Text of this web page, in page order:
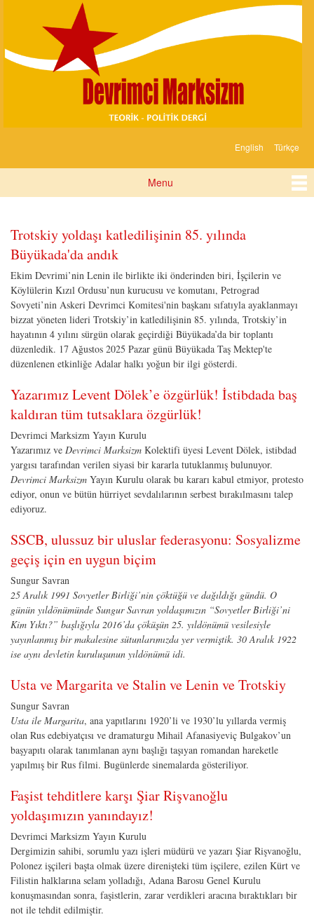
content
Marksizm
English Türkçe
Menu
Trotskiy yoldaşı katledilişinin 85. yılında
Büyükada'da andık
Ekim Devrimi’nin Lenin ile birlikte iki önderinden biri, İşçilerin ve
Köylülerin Kızıl Ordusu’nun kurucusu ve komutanı, Petrograd
Sovyeti’nin Askeri Devrimci Komitesi'nin başkanı sıfatıyla ayaklanmayı
bizzat yöneten lideri Trotskiy’in katledilişinin 85. yılında, Trotskiy’in
hayatının 4 yılını sürgün olarak geçirdiği Büyükada’da bir toplantı
düzenledik. 17 Ağustos 2025 Pazar günü Büyükada Taş Mektep'te
düzenlenen etkinliğe Adalar halkı yoğun bir ilgi gösterdi.
Yazarımız Levent Dölek’e özgürlük! İstibdada baş
kaldıran tüm tutsaklara özgürlük!
Devrimci Marksizm Yayın Kurulu
Yazarımız ve Devrimci Marksizm Kolektifi üyesi Levent Dölek, istibdad
yargısı tarafından verilen siyasi bir kararla tutuklanmış bulunuyor.
Devrimci Marksizm Yayın Kurulu olarak bu kararı kabul etmiyor, protesto
ediyor, onun ve bütün hürriyet sevdalılarının serbest bırakılmasını talep
ediyoruz.
SSCB, ulussuz bir uluslar federasyonu: Sosyalizme
geçiş için en uygun biçim
Sungur Savran
25 Aralık 1991 Sovyetler Birliği’nin çöktüğü ve dağıldığı gündü. O
günün yıldönümünde Sungur Savran yoldaşımızın “Sovyetler Birliği’ni
Kim Yıktı?” başlığıyla 2016’da çöküşün 25. yıldönümü vesilesiyle
yayınlanmış bir makalesine sütunlarımızda yer vermiştik. 30 Aralık 1922
ise aynı devletin kuruluşunun yıldönümü idi.
Usta ve Margarita ve Stalin ve Lenin ve Trotskiy
Sungur Savran
Usta ile Margarita, ana yapıtlarını 1920’li ve 1930’lu yıllarda vermiş
olan Rus edebiyatçısı ve dramaturgu Mihail Afanasiyeviç Bulgakov’un
başyapıtı olarak tanımlanan aynı başlığı taşıyan romandan hareketle
yapılmış bir Rus filmi. Bugünlerde sinemalarda gösteriliyor.
Faşist tehditlere karşı Şiar Rişvanoğlu
yoldaşımızın yanındayız!
Devrimci Marksizm Yayın Kurulu
Dergimizin sahibi, sorumlu yazı işleri müdürü ve yazarı Şiar Rişvanoğlu,
Polonez işçileri başta olmak üzere direnişteki tüm işçilere, ezilen Kürt ve
Filistin halklarına selam yolladığı, Adana Barosu Genel Kurulu
konuşmasından sonra, faşistlerin, zarar verdikleri aracına bıraktıkları bir
not ile tehdit edilmiştir.
Pages